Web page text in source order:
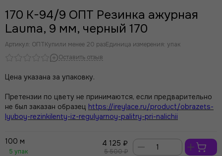
170 K-94/9 ОПТ Резинка ажурная
Lauma, 9 мм, черный 170
Артикул: ОПТКупили менее 20 разЕдиница измерения: упак
Оставить отзыв
Цена указана за упаковку.
Претензии по цвету не принимаются, если предварительно
не был заказан образец https://ireylace.ru/product/obrazets-
lyuboy-rezinkilenty-iz-regulyarnoy-palitry-pri-nalichii
100 м
5 упак
4 125 ₽
5 500 ₽